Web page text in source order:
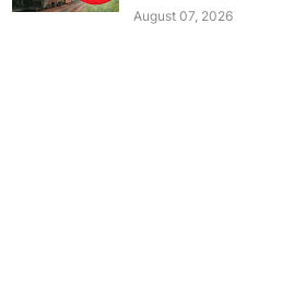
August 07, 2026